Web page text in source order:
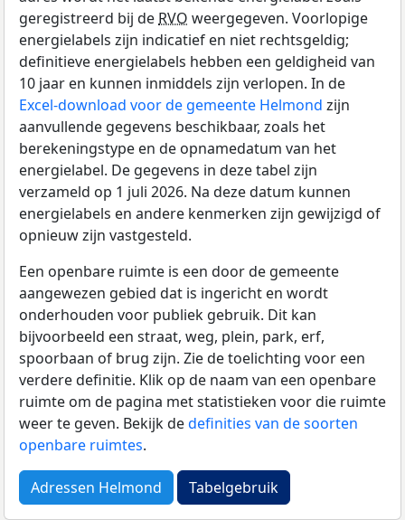
geregistreerd bij de RVO weergegeven. Voorlopige
energielabels zijn indicatief en niet rechtsgeldig;
definitieve energielabels hebben een geldigheid van
10 jaar en kunnen inmiddels zijn verlopen. In de
Excel-download voor de gemeente Helmond zijn
aanvullende gegevens beschikbaar, zoals het
berekeningstype en de opnamedatum van het
energielabel. De gegevens in deze tabel zijn
verzameld op 1 juli 2026. Na deze datum kunnen
energielabels en andere kenmerken zijn gewijzigd of
opnieuw zijn vastgesteld.
Een openbare ruimte is een door de gemeente
aangewezen gebied dat is ingericht en wordt
onderhouden voor publiek gebruik. Dit kan
bijvoorbeeld een straat, weg, plein, park, erf,
spoorbaan of brug zijn. Zie de toelichting voor een
verdere definitie. Klik op de naam van een openbare
ruimte om de pagina met statistieken voor die ruimte
weer te geven. Bekijk dedefinities van de soorten
openbare ruimtes.
Adressen Helmond Tabelgebruik